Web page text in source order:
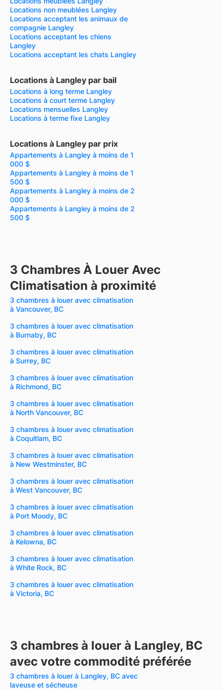
Locations non meublées Langley
Locations acceptant les animaux de
compagnie Langley
Locations acceptant les chiens
Langley
Locations acceptant les chats Langley
Locations à Langley par bail
Locations à long terme Langley
Locations à court terme Langley
Locations mensuelles Langley
Locations à terme fixe Langley
Locations à Langley par prix
Appartements à Langley à moins de 1
000 $
Appartements à Langley à moins de 1
500 $
Appartements à Langley à moins de 2
000 $
Appartements à Langley à moins de 2
500 $
3 Chambres À Louer Avec
Climatisation à proximité
3 chambres à louer avec climatisation
à Vancouver, BC
3 chambres à louer avec climatisation
à Burnaby, BC
3 chambres à louer avec climatisation
à Surrey, BC
3 chambres à louer avec climatisation
à Richmond, BC
3 chambres à louer avec climatisation
à North Vancouver, BC
3 chambres à louer avec climatisation
à Coquitlam, BC
3 chambres à louer avec climatisation
à New Westminster, BC
3 chambres à louer avec climatisation
à West Vancouver, BC
3 chambres à louer avec climatisation
à Port Moody, BC
3 chambres à louer avec climatisation
à Kelowna, BC
3 chambres à louer avec climatisation
à White Rock, BC
3 chambres à louer avec climatisation
à Victoria, BC
3 chambres à louer à Langley, BC
avec votre commodité préférée
3 chambres à louer à Langley, BC avec
laveuse et sécheuse